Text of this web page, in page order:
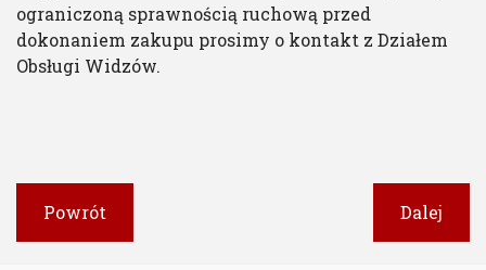
ograniczoną sprawnością ruchową przed
dokonaniem zakupu prosimy o kontakt z Działem
Obsługi Widzów.
Powrót Dalej